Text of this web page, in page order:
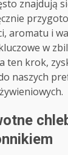
znajdują
aromatu i
w
ten krok,
naszych